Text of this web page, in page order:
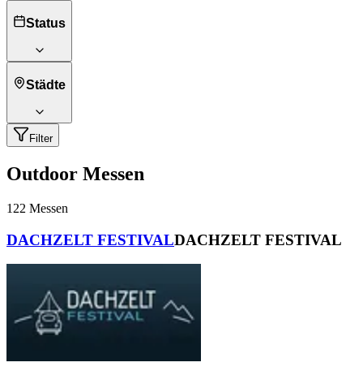
Status
Städte
Filter
Outdoor Messen
122 Messen
DACHZELT FESTIVALDACHZELT FESTIVAL